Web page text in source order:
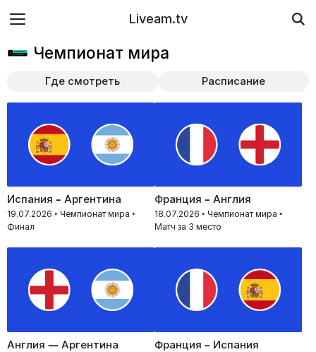
Liveam.tv
Чемпионат мира
Где смотреть Расписание
Испания – Аргентина
19.07.2026 • Чемпионат мира •
Финал
Франция – Англия
18.07.2026 • Чемпионат мира •
Матч за 3 место
Англия — Аргентина Франция – Испания